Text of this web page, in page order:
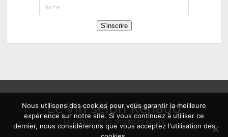
S'inscrire
Le Vin selon Renaud
Le blog pour les amateurs de vin
Nous utilisons des cookies pour vous garantir la meilleure
expérience sur notre site. Si vous continuez à utiliser ce
dernier, nous considérerons que vous acceptez l'utilisation des